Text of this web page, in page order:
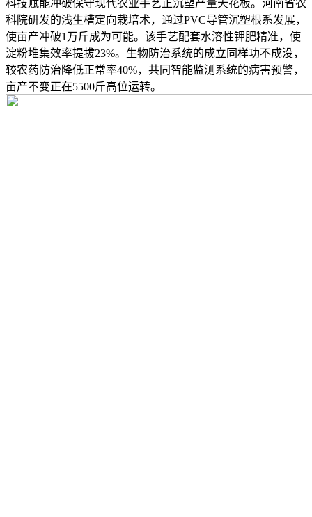
科技赋能冲破保守现代农业手艺正沉塑产量天花板。河南省农
科院研发的浅生槽定向栽培术，通过PVC导管沉塑根系发展，
使亩产冲破1万斤成为可能。该手艺配套水溶性钾肥精准，使
淀粉堆集效率提拔23%。生物防治系统的成立同样功不成没，
较农药防治降低正常率40%，共同智能监测系统的病害预警，
亩产不变正在5500斤高位运转。